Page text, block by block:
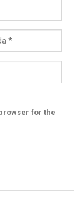
for the